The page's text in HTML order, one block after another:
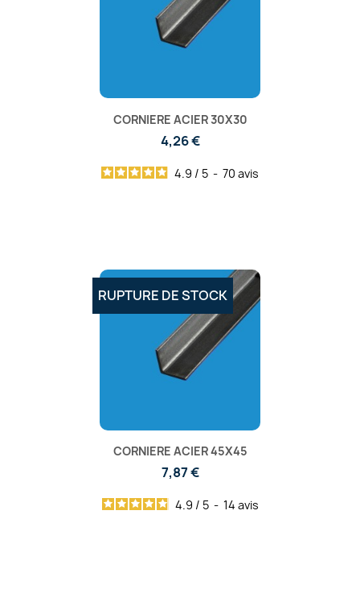
CORNIERE ACIER 30X30
4,26 €
4.9 / 5 - 70 avis
CORNIERE ACIER 45X45
7,87 €
4.9 / 5 - 14 avis
RUPTURE DE STOCK